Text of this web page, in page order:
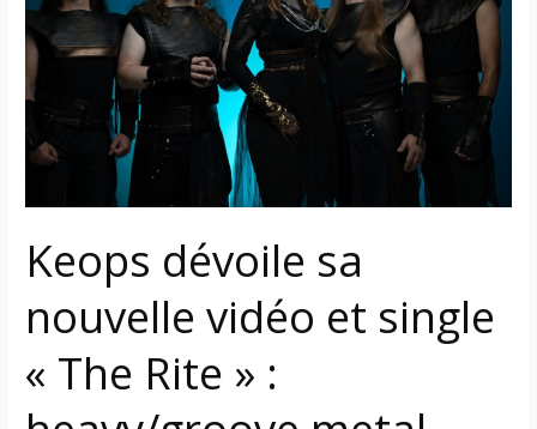
Keops dévoile sa
nouvelle vidéo et single
« The Rite » :
nouvelle
vidéo
et
single
Rite »
metal
avec
chant
féminin
de